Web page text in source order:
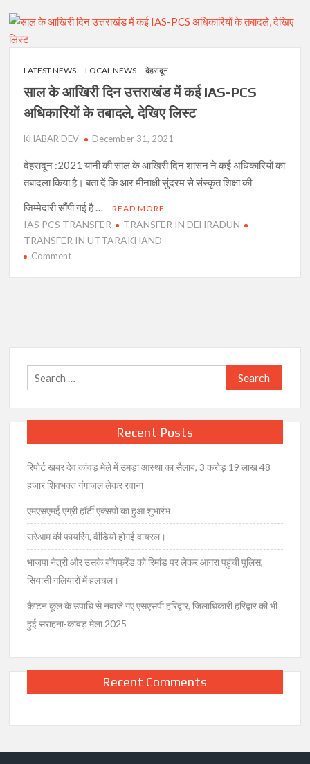
देखिए
IFS
का
इन
मिली
हरिद्वार
प्रभाग
जिम्मेदारी
LATEST NEWS LOCAL NEWS देहरादून
साल के आखिरी दिन उत्तराखंड में कई IAS-PCS
अधिकारियों के तबादले, देखिए लिस्ट
KHABAR DEV December 31, 2021
देहरादून :2021 यानी की साल के आखिरी दिन शासन ने कई अधिकारियों का
तबादला किया है। बता दें कि आर मीनाक्षी सुंदरम से संस्कृत शिक्षा की
जिम्मेदारी सौंपी गई है …
READ MORE
IAS PCS TRANSFER
TRANSFER IN DEHRADUN
TRANSFER IN UTTARAKHAND
Commenton
में
PCS
अधिकारियों
के
लिस्ट
Search
for:
Recent Posts
रिपोर्ट खबर देव कांवड़ मेले में उमड़ा आस्था का सैलाब, 3 करोड़ 19 लाख 48
हजार शिवभक्त गंगाजल लेकर रवाना
एमएसएमई एग्री हॉर्टी एक्सपो का हुआ शुभारंभ
सरेआम की फायरिंग, वीडियो होगई वायरल।
भाजपा नेत्री और उसके बॉयफ्रेंड को रिमांड पर लेकर आगरा पहुंची पुलिस,
सियासी गलियारों में हलचल।
कैप्टन कूल के उपाधि से नवाजे गए एसएसपी हरिद्वार, जिलाधिकारी हरिद्वार की भी
हुई सराहना-कांवड़ मेला 2025
Recent Comments